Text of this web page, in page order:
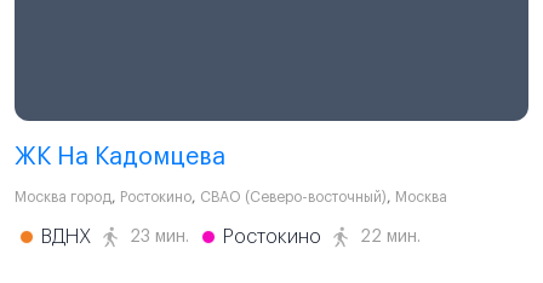
ЖК На Кадомцева
Москва город, Ростокино, СВАО (Северо-восточный), Москва
ВДНХ 23 мин. Ростокино 22 мин.